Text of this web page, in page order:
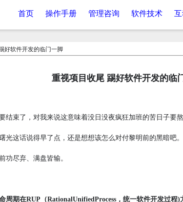
首页 操作手册 管理咨询 软件技术
好软件开发的临门一脚
重视项目收尾 踢好软件开发的临
结束了，对我来说这意味着没日没夜疯狂加班的苦日子要
光这话说得早了点，还是想想该怎么对付黎明前的黑暗吧
功尽弃、满盘皆输。
周期在RUP（RationalUnifiedProcess，统一软件开发过